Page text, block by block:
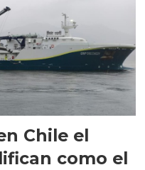
Chile el
como el